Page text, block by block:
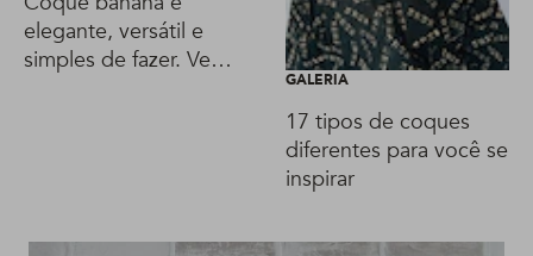
elegante, versátil e
simples de fazer. Vem
GALERIA
17 tipos de coques
diferentes para você se
inspirar